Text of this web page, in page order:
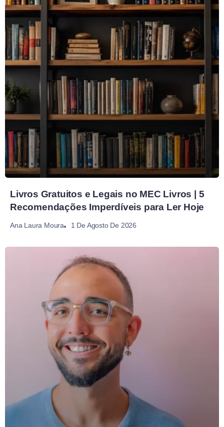
Livros Gratuitos e Legais no MEC Livros | 5
Recomendações Imperdíveis para Ler Hoje
Ana Laura Moura 1 De Agosto De 2026